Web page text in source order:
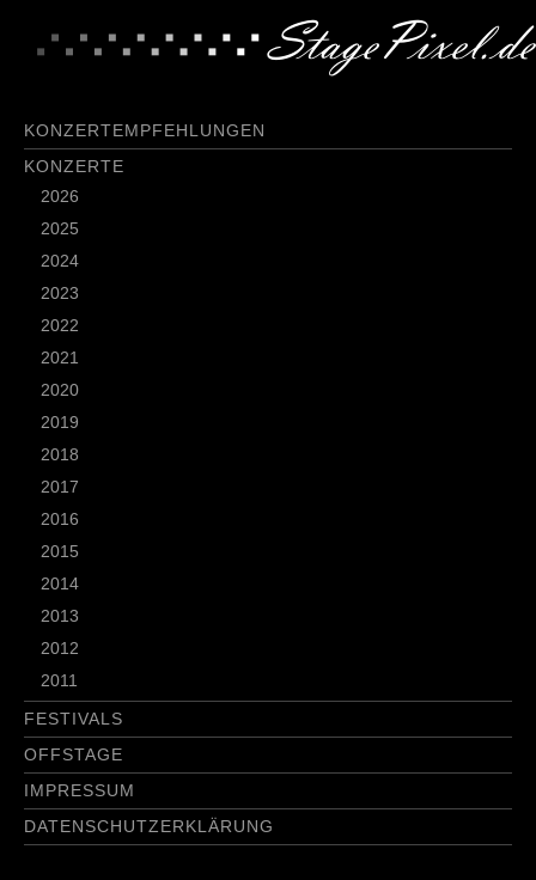
KONZERTEMPFEHLUNGEN
KONZERTE
2026
2025
2024
2023
2022
2021
2020
2019
2018
2017
2016
2015
2014
2013
2012
2011
FESTIVALS
OFFSTAGE
IMPRESSUM
DATENSCHUTZERKLÄRUNG